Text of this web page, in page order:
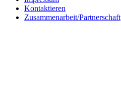
Kontaktieren
Zusammenarbeit/Partnerschaft